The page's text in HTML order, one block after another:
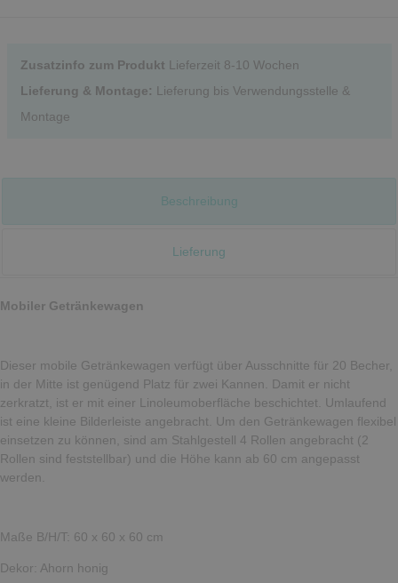
Zusatzinfo zum Produkt Lieferzeit 8-10 Wochen
Lieferung & Montage: Lieferung bis Verwendungsstelle &
Montage
Beschreibung
Lieferung
Mobiler Getränkewagen
Dieser mobile Getränkewagen verfügt über Ausschnitte für 20 Becher,
in der Mitte ist genügend Platz für zwei Kannen. Damit er nicht
zerkratzt, ist er mit einer Linoleumoberfläche beschichtet. Umlaufend
ist eine kleine Bilderleiste angebracht. Um den Getränkewagen flexibel
einsetzen zu können, sind am Stahlgestell 4 Rollen angebracht (2
Rollen sind feststellbar) und die Höhe kann ab 60 cm angepasst
werden.
Maße B/H/T: 60 x 60 x 60 cm
Dekor: Ahorn honig